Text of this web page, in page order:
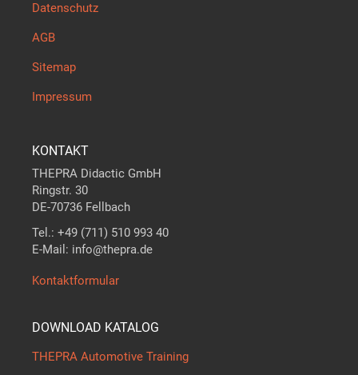
Datenschutz
AGB
Sitemap
Impressum
KONTAKT
THEPRA Didactic GmbH
Ringstr. 30
DE-70736 Fellbach
Tel.: +49 (711) 510 993 40
E-Mail: info@thepra.de
Kontaktformular
DOWNLOAD KATALOG
THEPRA Automotive Training